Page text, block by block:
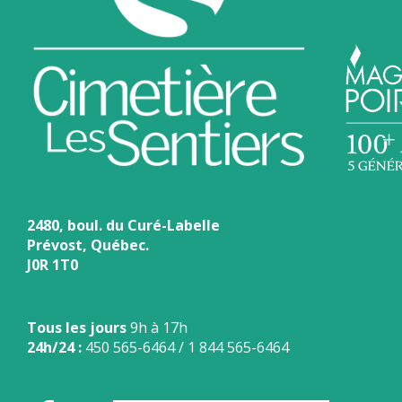
2480, boul. du Curé-Labelle
Prévost, Québec.
J0R 1T0
Tous les jours9h à 17h
24h/24 : 450 565-6464/ 1 844 565-6464